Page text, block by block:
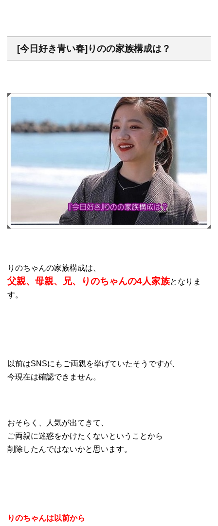
[今日好き青い春]りのの家族構成は？
りのちゃんの家族構成は、
父親、母親、兄、りのちゃんの4人家族となりま
す。
以前はSNSにもご両親を挙げていたそうですが、
今現在は確認できません。
おそらく、人気が出てきて、
ご両親に迷惑をかけたくないということから
削除したんではないかと思います。
りのちゃんは以前から